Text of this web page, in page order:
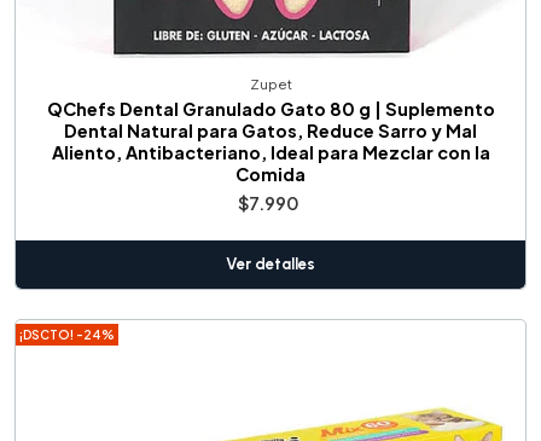
Zupet
QChefs Dental Granulado Gato 80 g | Suplemento
Dental Natural para Gatos, Reduce Sarro y Mal
Aliento, Antibacteriano, Ideal para Mezclar con la
Comida
$7.990
Ver detalles
¡DSCTO! -24%